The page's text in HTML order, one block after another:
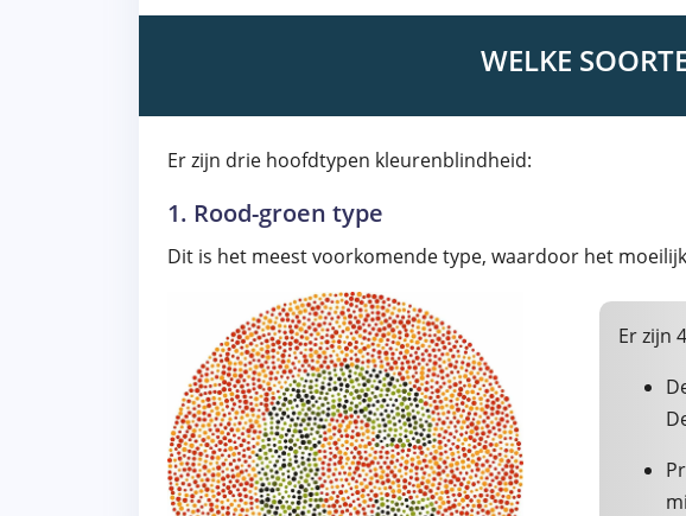
WELKE
Er zijn drie hoofdtypen kleurenblindheid:
1. Rood-groen type
Dit is het meest voorkomende type, waardoor het
Er zijn